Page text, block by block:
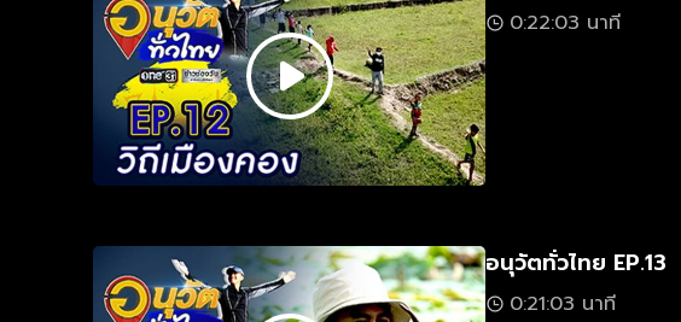
0:22:03 นาที
อนุวัตทั่วไทย EP.13
0:21:03 นาที